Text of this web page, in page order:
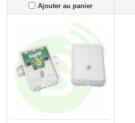
Ajouter au panier